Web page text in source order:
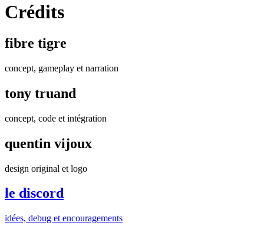
Crédits
fibre tigre
concept, gameplay et narration
tony truand
concept, code et intégration
quentin vijoux
design original et logo
le discord
idées, debug et encouragements